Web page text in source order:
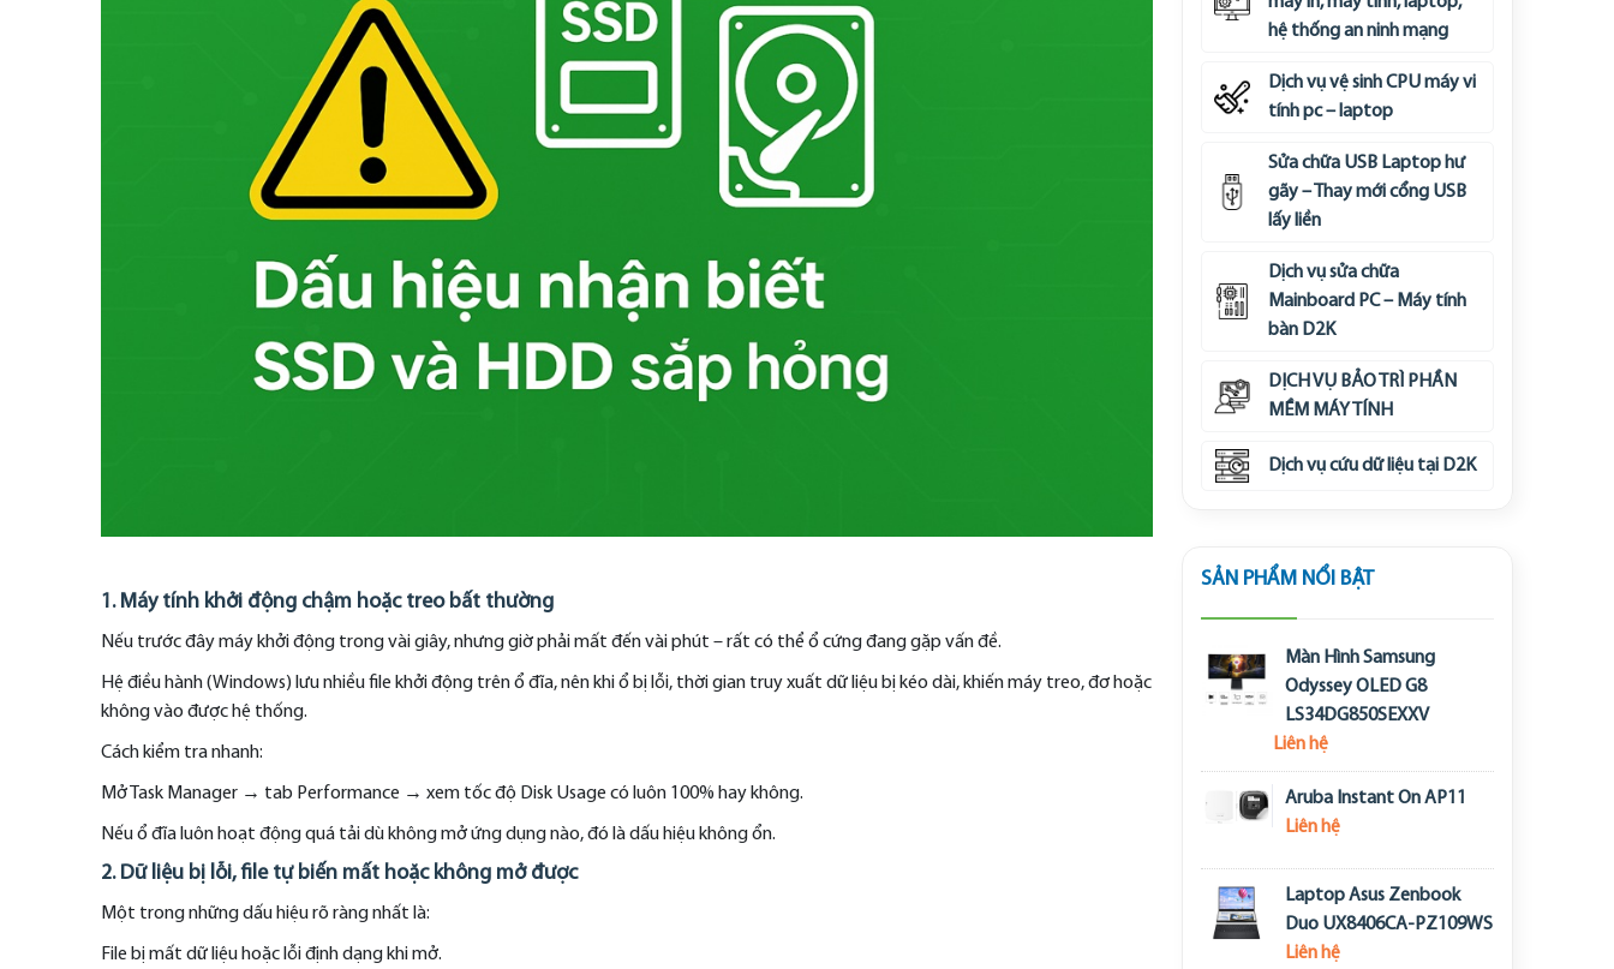
1. Máy tính khởi động chậm hoặc treo bất thường
Nếu trước đây máy khởi động trong vài giây, nhưng giờ phải mất đến vài phút – rất có thể ổ cứng đang gặp vấn đề.
Hệ điều hành (Windows) lưu nhiều file khởi động trên ổ đĩa, nên khi ổ bị lỗi, thời gian truy xuất dữ liệu bị kéo dài, khiến máy treo, đơ hoặc
không vào được hệ thống.
Cách kiểm tra nhanh:
Mở Task Manager → tab Performance → xem tốc độ Disk Usage có luôn 100% hay không.
Nếu ổ đĩa luôn hoạt động quá tải dù không mở ứng dụng nào, đó là dấu hiệu không ổn.
2. Dữ liệu bị lỗi, file tự biến mất hoặc không mở được
Một trong những dấu hiệu rõ ràng nhất là:
File bị mất dữ liệu hoặc lỗi định dạng khi mở.
hệ thống an ninh mạng
Dịch vụ vệ sinh CPU máy vi
tính pc – laptop
Sửa chữa USB Laptop hư
gãy – Thay mới cổng USB
lấy liền
Dịch vụ sửa chữa
Mainboard PC – Máy tính
bàn D2K
DỊCH VỤ BẢO TRÌ PHẦN
MỀM MÁY TÍNH
Dịch vụ cứu dữ liệu tại D2K
SẢN PHẨM NỔI BẬT
Màn Hình Samsung
Odyssey OLED G8
LS34DG850SEXXV
Liên hệ
Aruba Instant On AP11
Liên hệ
Laptop Asus Zenbook
Duo UX8406CA-PZ109WS
Liên hệ